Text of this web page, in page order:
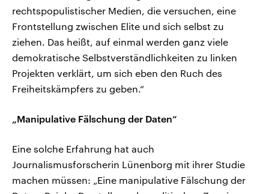
rechtspopulistischer Medien, die versuchen, eine
Frontstellung zwischen Elite und sich selbst zu
ziehen. Das heißt, auf einmal werden ganz viele
demokratische Selbstverständlichkeiten zu linken
Projekten verklärt, um sich eben den Ruch des
Freiheitskämpfers zu geben.“
„Manipulative Fälschung der Daten“
Eine solche Erfahrung hat auch
Journalismusforscherin Lünenborg mit ihrer Studie
machen müssen: „Eine manipulative Fälschung der